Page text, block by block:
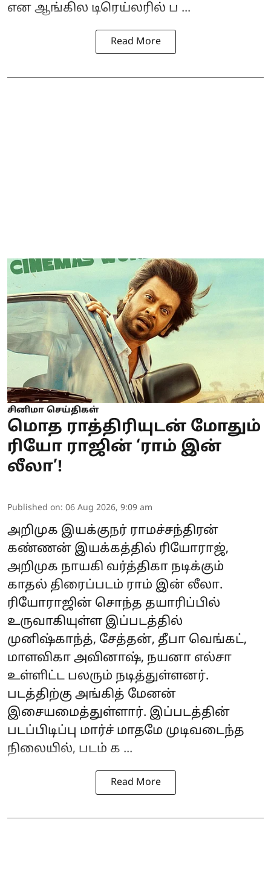
என ஆங்கில டிரெய்லரில் ப ...
Read More
சினிமா செய்திகள்
மொத ராத்திரியுடன் மோதும்
ரியோ ராஜின் ‘ராம் இன்
லீலா’!
Published on: 06 Aug 2026, 9:09 am
அறிமுக இயக்குநர் ராமச்சந்திரன்
கண்ணன் இயக்கத்தில் ரியோராஜ்,
அறிமுக நாயகி வர்த்திகா நடிக்கும்
காதல் திரைப்படம் ராம் இன் லீலா.
ரியோராஜின் சொந்த தயாரிப்பில்
உருவாகியுள்ள இப்படத்தில்
முனிஷ்காந்த், சேத்தன், தீபா வெங்கட்,
மாளவிகா அவினாஷ், நயனா எல்சா
உள்ளிட்ட பலரும் நடித்துள்ளனர்.
படத்திற்கு அங்கித் மேனன்
இசையமைத்துள்ளார். இப்படத்தின்
படப்பிடிப்பு மார்ச் மாதமே முடிவடைந்த
நிலையில், படம் க ...
Read More